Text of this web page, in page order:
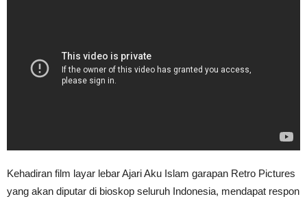
Kehadiran film layar lebar Ajari Aku Islam garapan Retro Pictures
yang akan diputar di bioskop seluruh Indonesia, mendapat respon